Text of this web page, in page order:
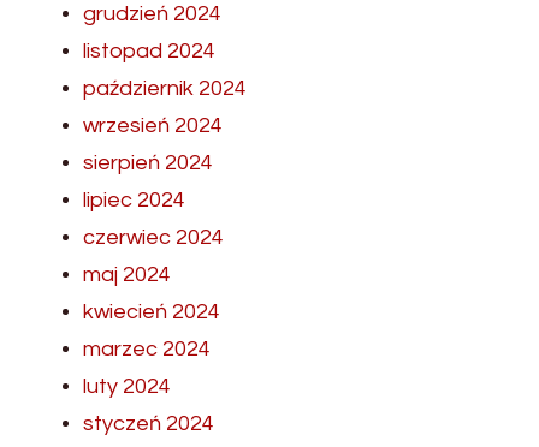
grudzień 2024
listopad 2024
październik 2024
wrzesień 2024
sierpień 2024
lipiec 2024
czerwiec 2024
maj 2024
kwiecień 2024
marzec 2024
luty 2024
styczeń 2024